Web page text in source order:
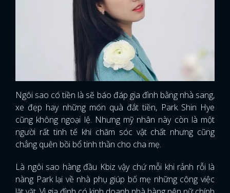
Ngôi sao có tiền là sẽ báo đáp gia đình bằng nhà sang,
xe đẹp hay những món quà đắt tiền, Park Shin Hye
cũng không ngoại lệ. Nhưng mỹ nhân này còn là một
người rất tinh tế khi chăm sóc vật chất nhưng cũng
chẳng quên bồi bổ tinh thần cho cha mẹ.
Là ngôi sao hàng đầu Kbiz vậy chứ mỗi khi rảnh rỗi là
nàng Park lại về nhà phụ giúp bố mẹ những công việc